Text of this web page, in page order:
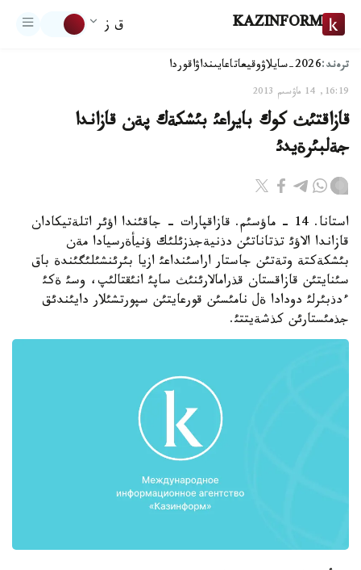
KAZINFORM ق ز
ترەند:2026-سايلاۋ وقيعاتاعايىنداۋاقوردا
16:19, 14 ماۋسىم 2013
قازاقتئث كوك بايراعئ بئشكةك پةن قازاندا
جةلبئرةيدئ
استانا. 14 - ماؤسئم. قازاقپارات - جاقئندا اؤئر اتلةتيكادان
قازاندا الاؤئ تذتاناتئن دذنيةجذزئلئك ؤنيأةرسيادا مةن
بئشكةكتة وتةتئن جاستار اراسئنداعئ ازيا بئرئنشئلئگئندة باق
سئنايتئن قازاقستان قذرامالارئنئث ساپئ انئقتالئپ، وسئ ةكئ
ءدذبئرلئ دودادا ةل نامئسئن قورعايتئن سپورتشئلار دايئندئق
جذمئستارئن كذشةيتتئ.